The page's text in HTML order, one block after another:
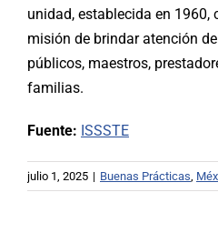
unidad, establecida en
misión de brindar atención
públicos, maestros,
familias.
Fuente: ISSSTE
julio 1, 2025 | Buenas Prácticas,